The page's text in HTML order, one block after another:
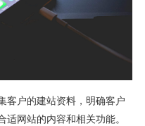
客户的建站资料，明确客户
网站的内容和相关功能。